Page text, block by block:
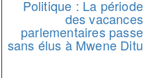
Politique : La période
des vacances
parlementaires passe
sans élus à Mwene Ditu